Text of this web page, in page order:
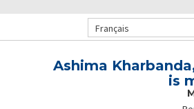
Français
Ashima
is